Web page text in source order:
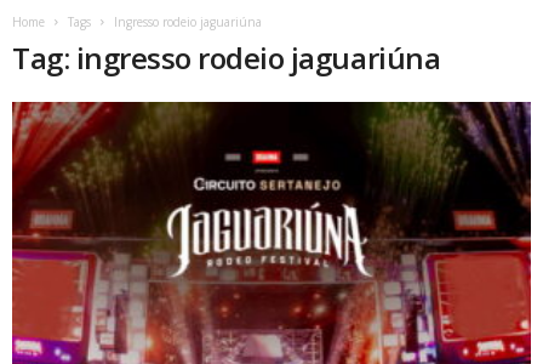
Home Tags Ingresso rodeio jaguariúna
Tag: ingresso rodeio jaguariúna